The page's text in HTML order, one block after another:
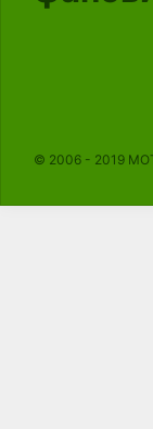
© 2006 - 2019